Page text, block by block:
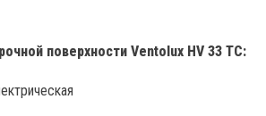
поверхности Ventolux HV 33 TC: